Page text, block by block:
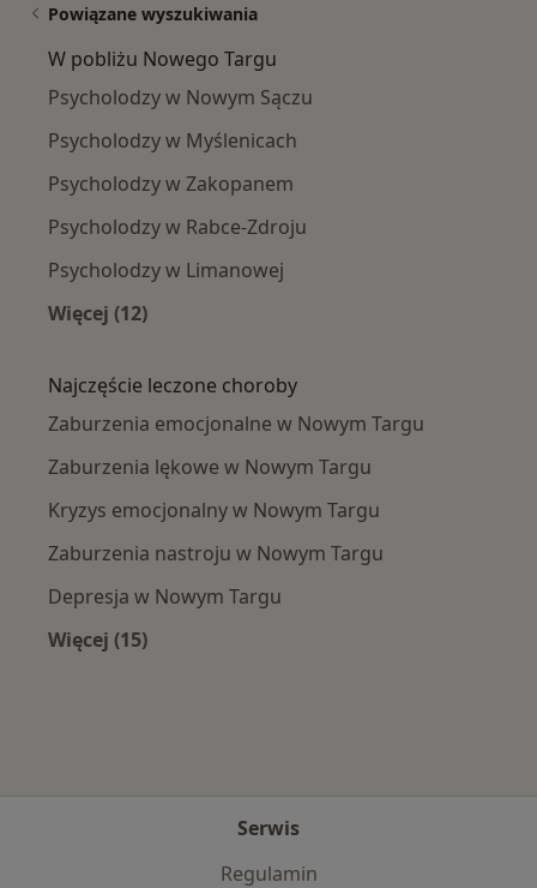
Powiązane wyszukiwania
W pobliżu Nowego Targu
Psycholodzy w Nowym Sączu
Psycholodzy w Myślenicach
Psycholodzy w Zakopanem
Psycholodzy w Rabce-Zdroju
Psycholodzy w Limanowej
Więcej (12)
Najczęście leczone choroby
Zaburzenia emocjonalne w Nowym Targu
Zaburzenia lękowe w Nowym Targu
Kryzys emocjonalny w Nowym Targu
Zaburzenia nastroju w Nowym Targu
Depresja w Nowym Targu
Więcej (15)
Serwis
Regulamin